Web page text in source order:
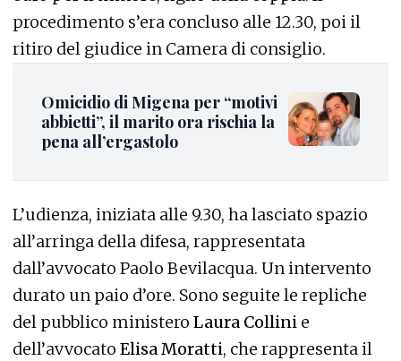
procedimento s’era concluso alle 12.30, poi il
ritiro del giudice in Camera di consiglio.
Omicidio di Migena per “motivi
abbietti”, il marito ora rischia la
pena all’ergastolo
L’udienza, iniziata alle 9.30, ha lasciato spazio
all’arringa della difesa, rappresentata
dall’avvocato Paolo Bevilacqua. Un intervento
durato un paio d’ore. Sono seguite le repliche
del pubblico ministero Laura Collini e
dell’avvocato Elisa Moratti, che rappresenta il